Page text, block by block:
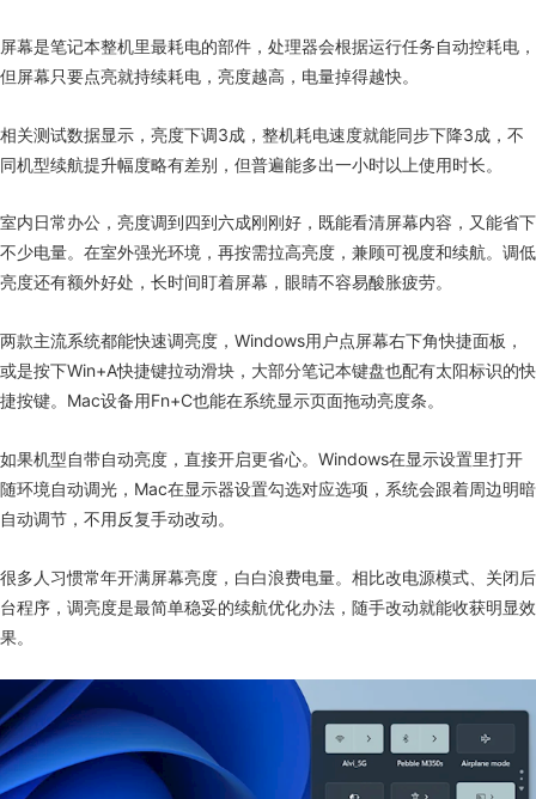
屏幕是笔记本整机里最耗电的部件，处理器会根据运行任务自动控耗电，
但屏幕只要点亮就持续耗电，亮度越高，电量掉得越快。
相关测试数据显示，亮度下调3成，整机耗电速度就能同步下降3成，不
同机型续航提升幅度略有差别，但普遍能多出一小时以上使用时长。
室内日常办公，亮度调到四到六成刚刚好，既能看清屏幕内容，又能省下
不少电量。在室外强光环境，再按需拉高亮度，兼顾可视度和续航。调低
亮度还有额外好处，长时间盯着屏幕，眼睛不容易酸胀疲劳。
两款主流系统都能快速调亮度，Windows用户点屏幕右下角快捷面板，
或是按下Win+A快捷键拉动滑块，大部分笔记本键盘也配有太阳标识的快
捷按键。Mac设备用Fn+C也能在系统显示页面拖动亮度条。
如果机型自带自动亮度，直接开启更省心。Windows在显示设置里打开
随环境自动调光，Mac在显示器设置勾选对应选项，系统会跟着周边明暗
自动调节，不用反复手动改动。
很多人习惯常年开满屏幕亮度，白白浪费电量。相比改电源模式、关闭后
台程序，调亮度是最简单稳妥的续航优化办法，随手改动就能收获明显效
果。